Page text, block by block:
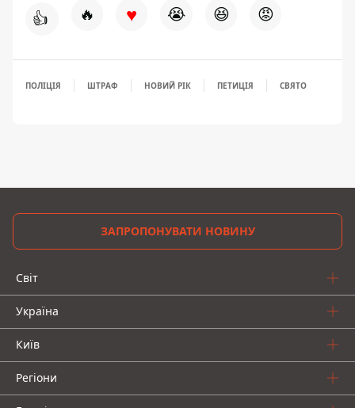
👍 🔥 ♥ 😭 😆 😡
ПОЛІЦІЯ ШТРАФ НОВИЙ РІК ПЕТИЦІЯ СВЯТО
ЗАПРОПОНУВАТИ НОВИНУ
Світ
Україна
Київ
Регіони